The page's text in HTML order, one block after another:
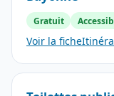
Gratuit
Voir la fiche